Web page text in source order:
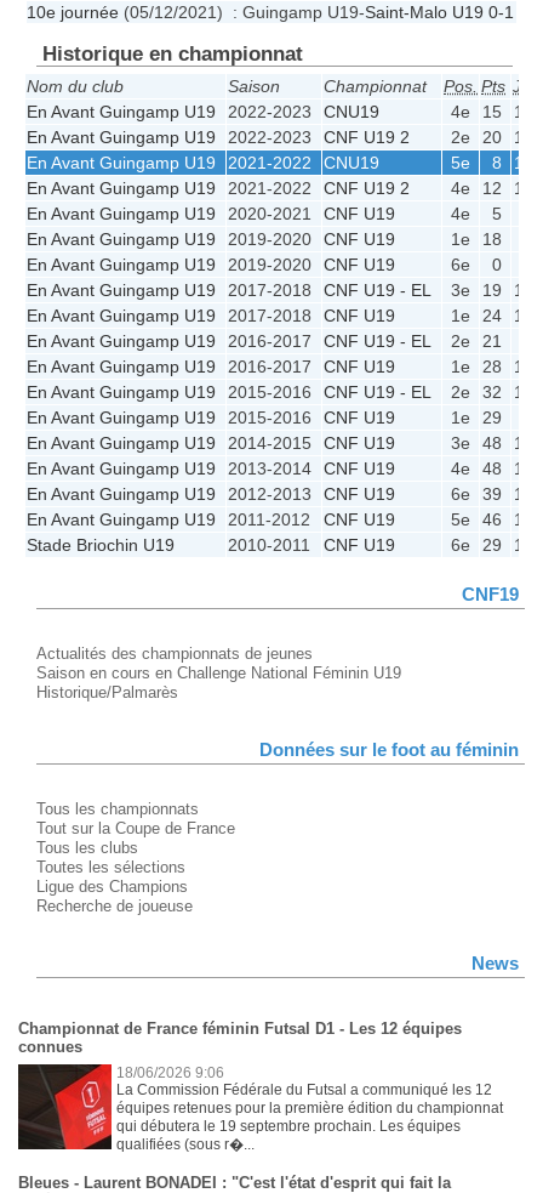
10e journée (05/12/2021) : Guingamp U19-Saint-Malo U19 0-1
Historique en championnat
Nom du club Saison Championnat Pos. Pts J
En Avant Guingamp U19
2022-2023 CNU19 4e 15
10
En Avant Guingamp U19
2022-2023 CNF U19 2 2e 20
10
En Avant Guingamp U19
2021-2022 CNU19 5e 8
10
En Avant Guingamp U19
2021-2022 CNF U19 2 4e 12
10
En Avant Guingamp U19
2020-2021 CNF U19 4e 5
En Avant Guingamp U19
2019-2020 CNF U19 1e 18
En Avant Guingamp U19
2019-2020 CNF U19 6e 0
En Avant Guingamp U19
2017-2018 CNF U19 - EL 3e 19
10
En Avant Guingamp U19
2017-2018 CNF U19 1e 24
10
En Avant Guingamp U19
2016-2017 CNF U19 - EL 2e 21
En Avant Guingamp U19
2016-2017 CNF U19 1e 28
10
En Avant Guingamp U19
2015-2016 CNF U19 - EL 2e 32
10
En Avant Guingamp U19
2015-2016 CNF U19 1e 29
En Avant Guingamp U19
2014-2015 CNF U19 3e 48
16
En Avant Guingamp U19
2013-2014 CNF U19 4e 48
18
En Avant Guingamp U19
2012-2013 CNF U19 6e 39
18
En Avant Guingamp U19
2011-2012 CNF U19 5e 46
18
Stade Briochin U19
2010-2011 CNF U19 6e 29 14
CNF19
Actualités des championnats de jeunes
Saison en cours en Challenge National Féminin U19
Historique/Palmarès
Données sur le foot au féminin
Tous les championnats
Tout sur la Coupe de France
Tous les clubs
Toutes les sélections
Ligue des Champions
Recherche de joueuse
News
Championnat de France féminin Futsal D1 - Les 12 équipes
connues
18/06/2026 9:06
La Commission Fédérale du Futsal a communiqué les 12
équipes retenues pour la première édition du championnat
qui débutera le 19 septembre prochain. Les équipes
qualifiées (sous r�...
Bleues - Laurent BONADEI : "C'est l'état d'esprit qui fait la